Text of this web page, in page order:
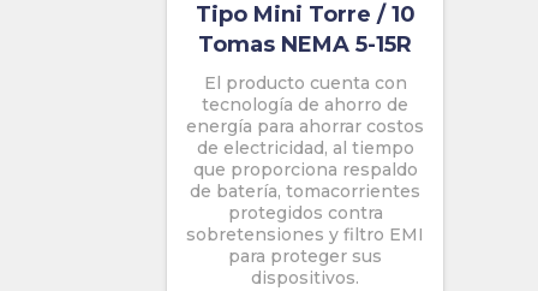
Tipo Mini Torre / 10
Tomas NEMA 5-15R
El producto cuenta con
tecnología de ahorro de
energía para ahorrar costos
de electricidad, al tiempo
que proporciona respaldo
de batería, tomacorrientes
protegidos contra
sobretensiones y filtro EMI
para proteger sus
dispositivos.